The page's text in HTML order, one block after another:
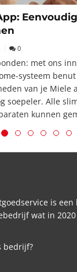
0
met ons
systeem
van je Miele
soepeler. Alle
kunnen
is een
wat in
bedrijf?